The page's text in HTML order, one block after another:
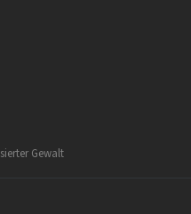
Gewalt